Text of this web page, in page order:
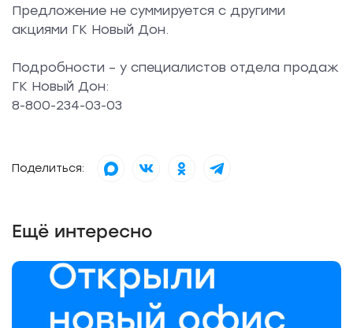
Предложение не суммируется с другими
акциями ГК Новый Дон.
Подробности – у специалистов отдела продаж
ГК Новый Дон:
8-800-234-03-03
Поделиться:
Ещё интересно